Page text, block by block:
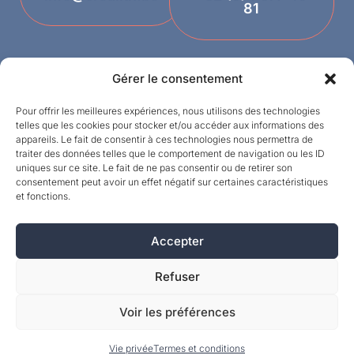
Gérer le consentement
Pour offrir les meilleures expériences, nous utilisons des technologies
telles que les cookies pour stocker et/ou accéder aux informations des
appareils. Le fait de consentir à ces technologies nous permettra de
traiter des données telles que le comportement de navigation ou les ID
uniques sur ce site. Le fait de ne pas consentir ou de retirer son
consentement peut avoir un effet négatif sur certaines caractéristiques
et fonctions.
Accepter
Refuser
Voir les préférences
Vie privéeTermes et conditions
81
©MPI 2026 – Crealith is een geregistreerd
handelsmerk van Mineral Products International
S.A. – Alle rechten voorbehouden.
Designed by